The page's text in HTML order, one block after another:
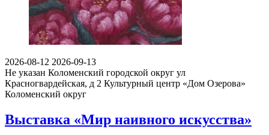
2026-08-12 2026-09-13
Не указан Коломенский городской округ ул
Красногвардейская, д 2 Культурный центр «Дом Озерова»
Коломенский округ
Выставка «Мир наивного искусства»